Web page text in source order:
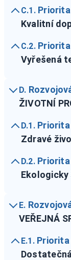
C.1.
Kvalitní
C.2.
Vyřešená
D.
ŽIVOTNÍ
D.1.
Zdravé
D.2.
E.
VEŘEJNÁ
E.1.